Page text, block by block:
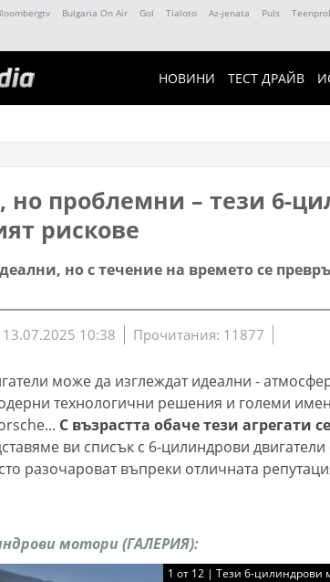
Bulgaria On Air Gol Tialoto Az-jenata Puls
НОВИНИ ТЕСТ ДРАЙВ
но проблемни – тези 6-
рискове
но с течение на времето се
13.07.2025 10:38 Прочитания: 11877
може да изглеждат идеални -
технологични решения и големи
С възрастта обаче тези агрегати
ви списък с 6-цилиндрови двигатели
разочароват въпреки отличната
мотори (ГАЛЕРИЯ):
1 от 12 | Тези 6-цилиндрови